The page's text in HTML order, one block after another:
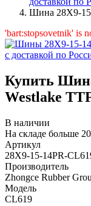
Шина 28X9-
'bart:stopsovetnik' is
Купить
Westlake
В наличии
На складе больше
Артикул
28X9-15-14PR-
Производитель
Zhongce Rubber
Модель
CL619